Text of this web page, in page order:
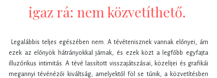
igaz rá: nem közvetíthető.
Legalábbis teljes egészében nem. A tévétenisznek vannak előnyei, ám
ezek az előnyök hátrányokkal járnak, és ezek közt a legfőbb egyfajta
illuzórikus intimitás. A tévé lassított visszajátszásai, közelijei és grafikái
megannyi tévénézői kiváltság, amelyektől föl se tűnik, a közvetítésben